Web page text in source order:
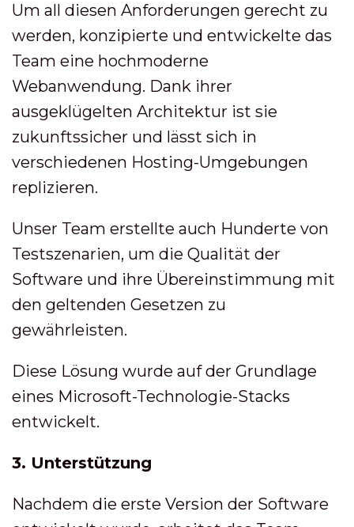
Um all diesen Anforderungen gerecht zu
werden, konzipierte und entwickelte das
Team eine hochmoderne
Webanwendung. Dank ihrer
ausgeklügelten Architektur ist sie
zukunftssicher und lässt sich in
verschiedenen Hosting-Umgebungen
replizieren.
Unser Team erstellte auch Hunderte von
Testszenarien, um die Qualität der
Software und ihre Übereinstimmung mit
den geltenden Gesetzen zu
gewährleisten.
Diese Lösung wurde auf der Grundlage
eines Microsoft-Technologie-Stacks
entwickelt.
3. Unterstützung
Nachdem die erste Version der Software